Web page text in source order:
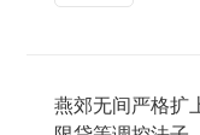
燕郊无间严格扩